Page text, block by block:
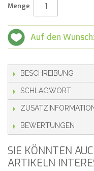
Menge
Auf den
BESCHREIBUNG
SCHLAGWORT
BEWERTUNGEN
SIE KÖNNTEN
ARTIKELN